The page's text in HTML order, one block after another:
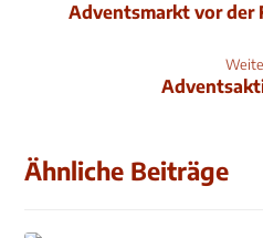
Adventsmarkt vor der
Ähnliche Beiträge